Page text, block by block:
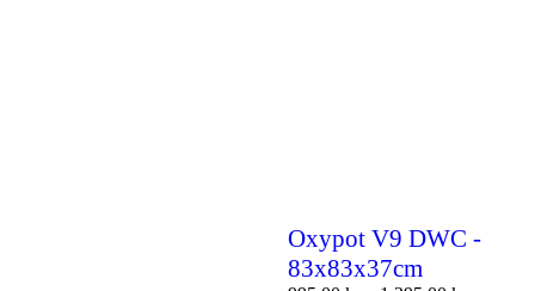
Oxypot V9 DWC -
83x83x37cm